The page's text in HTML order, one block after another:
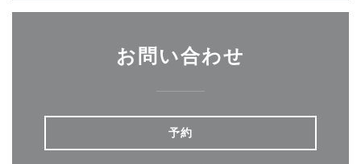
お問い合わせ
予約